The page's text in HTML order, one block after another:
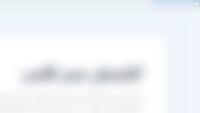
کشمش سبز قلمی